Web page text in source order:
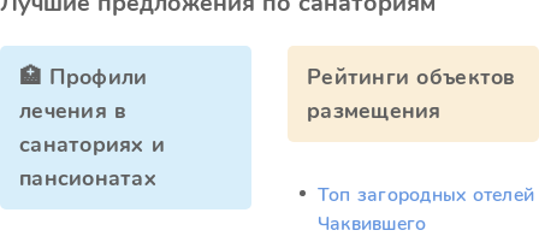
🏥 Профили
лечения в
санаториях и
пансионатах
Рейтинги объектов
размещения
Топ загородных отелей
Чаквившего